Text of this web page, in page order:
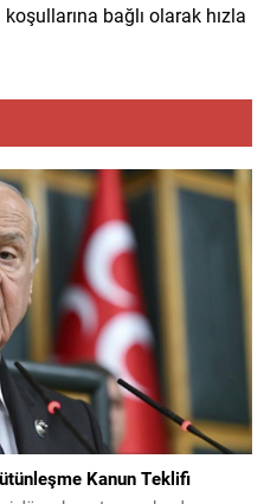
bağlı olarak hızla
Kanun Teklifi